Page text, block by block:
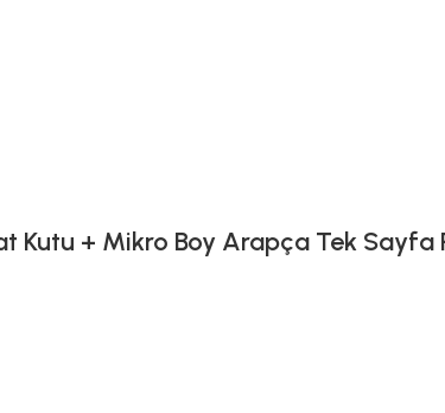
+ Mikro Boy Arapça Tek Sayfa